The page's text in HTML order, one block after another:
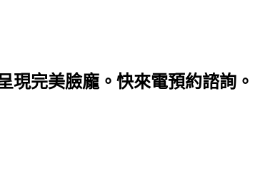
完美臉龐。快來電預約諮詢